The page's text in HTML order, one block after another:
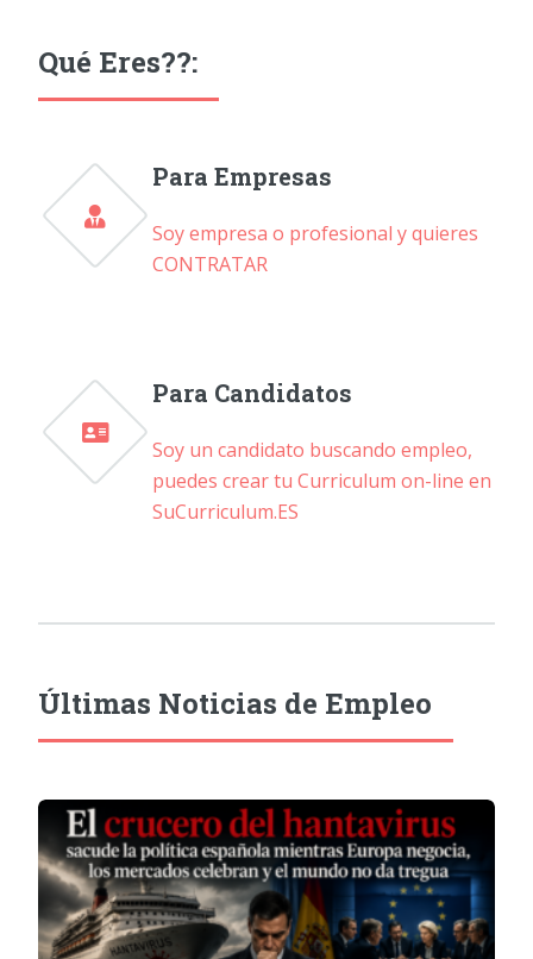
Qué Eres??:
Para Empresas
Soy empresa o profesional y quieres
CONTRATAR
Para Candidatos
Soy un candidato buscando empleo,
puedes crear tu Curriculum on-line en
SuCurriculum.ES
Últimas Noticias de Empleo